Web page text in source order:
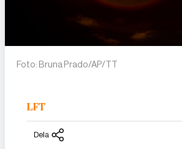
Foto: Bruna Prado/AP/TT
LFT
Dela